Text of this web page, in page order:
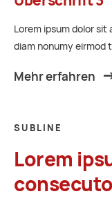
Lorem ipsum dolor
diam nonumy eirmod
Mehr erfahren
SUBLINE
Lorem